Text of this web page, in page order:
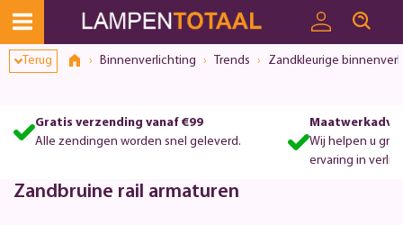
Terug Binnenverlichting Trends Zandkleurige
Gratis verzending vanaf €99
Alle zendingen worden snel geleverd.
Wij helpen u
ervaring in
Zandbruine rail armaturen
Toestemmingsvenster geopend